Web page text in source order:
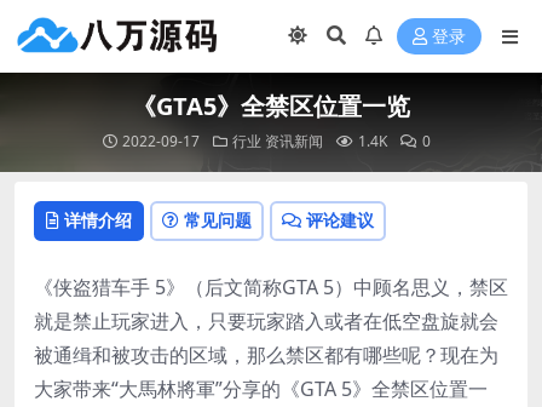
登录
《GTA5》全禁区位置一览
2022-09-17 行业 资讯新闻 1.4K 0
详情介绍 常见问题 评论建议
《侠盗猎车手 5》（后文简称GTA 5）中顾名思义，禁区
就是禁止玩家进入，只要玩家踏入或者在低空盘旋就会
被通缉和被攻击的区域，那么禁区都有哪些呢？现在为
大家带来“大馬林將軍”分享的《GTA 5》全禁区位置一